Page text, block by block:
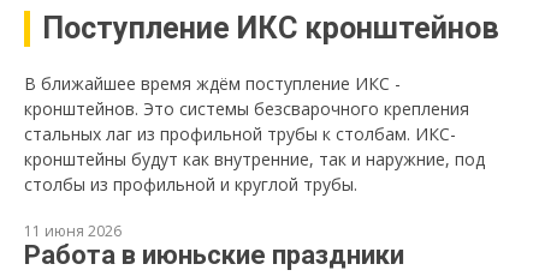
Поступление ИКС кронштейнов
В ближайшее время ждём поступление ИКС -
кронштейнов. Это системы безсварочного крепления
стальных лаг из профильной трубы к столбам. ИКС-
кронштейны будут как внутренние, так и наружние, под
столбы из профильной и круглой трубы.
11 июня 2026
Работа в июньские праздники